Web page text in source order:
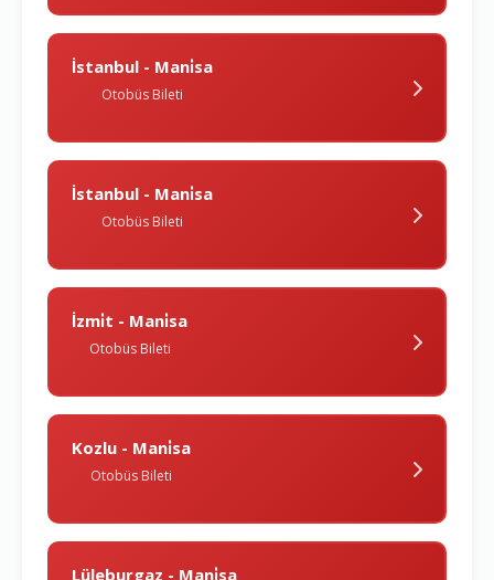
İstanbul - Mani̇sa
Otobüs Bileti
İstanbul - Mani̇sa
Otobüs Bileti
İzmi̇t - Mani̇sa
Otobüs Bileti
Kozlu - Mani̇sa
Otobüs Bileti
Lüleburgaz - Mani̇sa